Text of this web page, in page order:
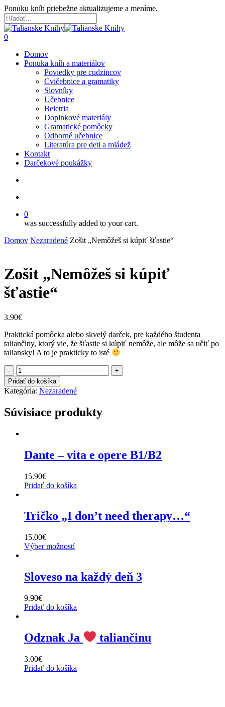
Skip
to
main
content
Ponuku kníh priebežne aktualizujeme a meníme.
Close
Search
search
account
0
Domov
Ponuka kníh a materiálov
Poviedky pre cudzincov
Cvičebnice a gramatiky
Slovníky
Učebnice
Beletria
Doplnkové materiály
Gramatické pomôcky
Odborné učebnice
Literatúra pre deti a mládež
Kontakt
Darčekové poukážky
0
was successfully added to your cart.
Domov Nezaradené Zošit „Nemôžeš si kúpiť šťastie“
Zošit „Nemôžeš si kúpiť
šťastie“
3.90€
Praktická pomôcka alebo skvelý darček, pre každého študenta
taliančiny, ktorý vie, že šťastie si kúpiť nemôže, ale môže sa učiť po
taliansky! A to je prakticky to isté
množstvo
Zošit
"Nemôžeš
si
šťastie"
Pridať do košíka
Kategória: Nezaradené
Súvisiace produkty
Dante – vita e opere B1/B2
15.90€
Pridať do košíka
Tričko „I don’t need therapy…“
15.00€
Výber možností
Sloveso na každý deň 3
9.90€
Pridať do košíka
Odznak Ja taliančinu
3.00€
Pridať do košíka